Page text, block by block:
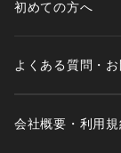
予告なく変更す
ィース れでぃー
初めての方へ
よくある質問・
会社概要・利用